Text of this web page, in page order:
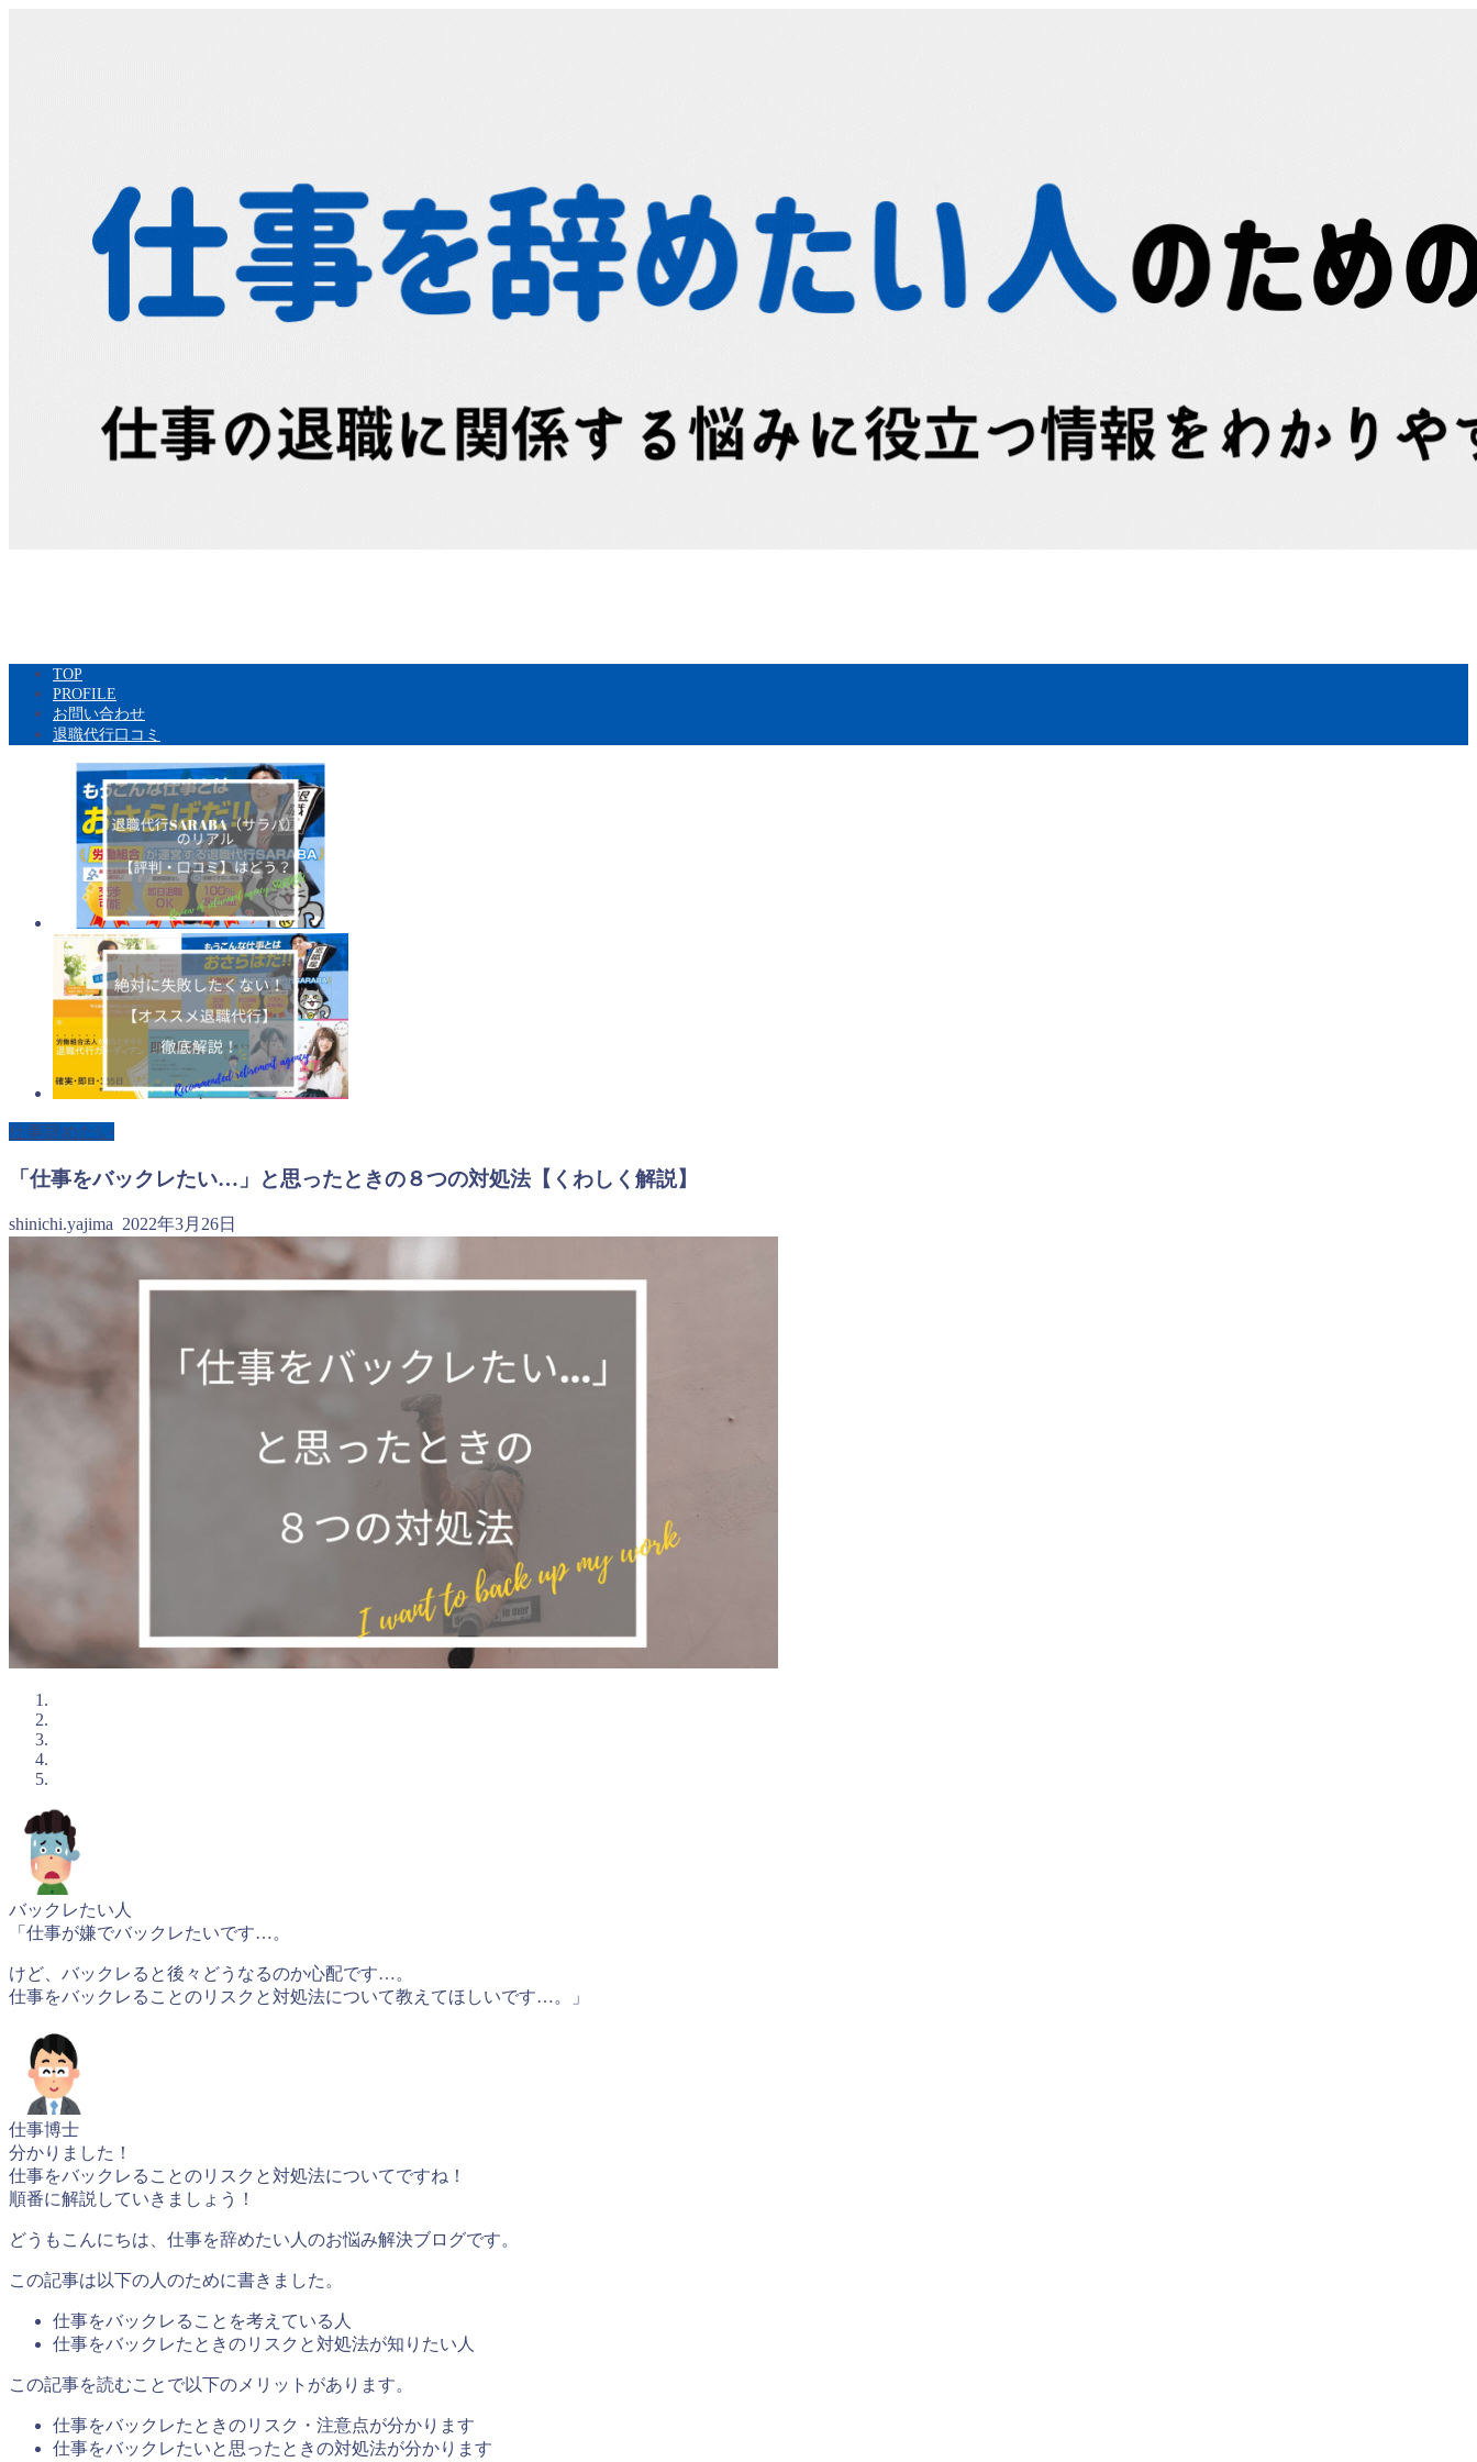
TOP
PROFILE
お問い合わせ
退職代行口コミ
仕事辞めたい
「仕事をバックレたい…」と思ったときの８つの対処法【くわしく解説】
shinichi.yajima 2022年3月26日
バックレたい人
「仕事が嫌でバックレたいです…。
けど、バックレると後々どうなるのか心配です…。
仕事をバックレることのリスクと対処法について教えてほしいです…。」
仕事博士
分かりました！
仕事をバックレることのリスクと対処法についてですね！
順番に解説していきましょう！
どうもこんにちは、仕事を辞めたい人のお悩み解決ブログです。
この記事は以下の人のために書きました。
仕事をバックレることを考えている人
仕事をバックレたときのリスクと対処法が知りたい人
この記事を読むことで以下のメリットがあります。
仕事をバックレたときのリスク・注意点が分かります
仕事をバックレたいと思ったときの対処法が分かります